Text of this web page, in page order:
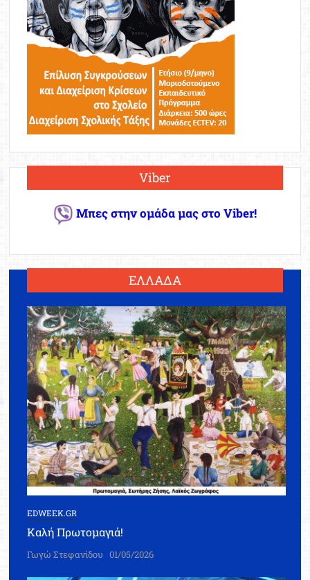
Viber
Μπες στην ομάδα μας στο Viber!
ΕΛΛΑΔΑ
EDWEEK.GR
Καλή Πρωτομαγιά!
Γωγώ Στεφανίδου 01/05/2026